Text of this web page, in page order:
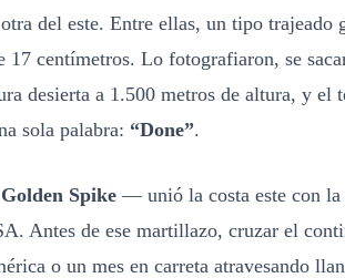
del este. Entre ellas, un tipo trajeado
17 centímetros. Lo fotografiaron, se
desierta a 1.500 metros de altura, y el
sola palabra: “Done”.
Golden Spike — unió la costa este con la
Antes de ese martillazo, cruzar el
o un mes en carreta atravesando